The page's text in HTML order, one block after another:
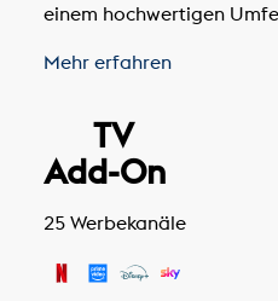
einem hochwertigen
Mehr erfahren
TV
Add-On
25 Werbekanäle